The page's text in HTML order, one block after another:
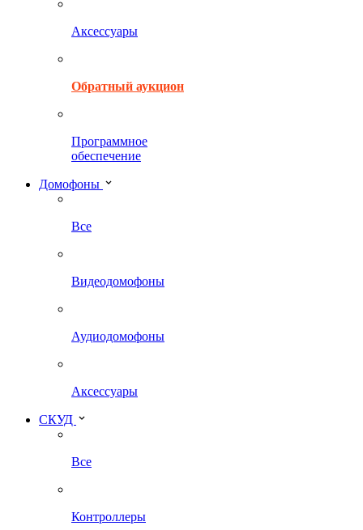
Аксессуары
Обратный аукцион
Программное
обеспечение
Домофоны
Все
Видеодомофоны
Аудиодомофоны
Аксессуары
СКУД
Все
Контроллеры